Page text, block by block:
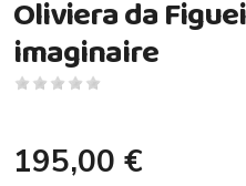
Oliviera da
imaginaire
195,00 €